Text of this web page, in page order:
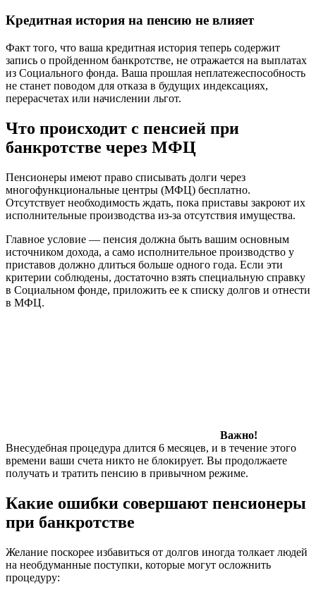
Кредитная история на пенсию не влияет
Факт того, что ваша кредитная история теперь содержит
запись о пройденном банкротстве, не отражается на выплатах
из Социального фонда. Ваша прошлая неплатежеспособность
не станет поводом для отказа в будущих индексациях,
перерасчетах или начислении льгот.
Что происходит с пенсией при
банкротстве через МФЦ
Пенсионеры имеют право списывать долги через
многофункциональные центры (МФЦ) бесплатно.
Отсутствует необходимость ждать, пока приставы закроют их
исполнительные производства из-за отсутствия имущества.
Главное условие — пенсия должна быть вашим основным
источником дохода, а само исполнительное производство у
приставов должно длиться больше одного года. Если эти
критерии соблюдены, достаточно взять специальную справку
в Социальном фонде, приложить ее к списку долгов и отнести
в МФЦ.
Важно!
Внесудебная процедура длится 6 месяцев, и в течение этого
времени ваши счета никто не блокирует. Вы продолжаете
получать и тратить пенсию в привычном режиме.
Какие ошибки совершают пенсионеры
при банкротстве
Желание поскорее избавиться от долгов иногда толкает людей
на необдуманные поступки, которые могут осложнить
процедуру: